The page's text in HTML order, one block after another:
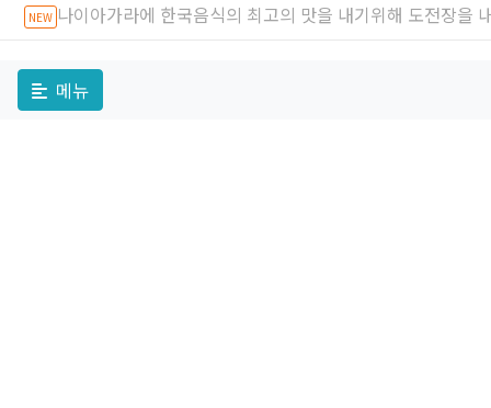
NEW 나이아가라에 한국음식의 최고의 맛을 내기위해 도전장을
메뉴